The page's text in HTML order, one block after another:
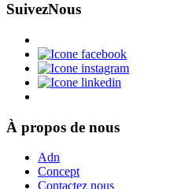
SuivezNous
À propos de nous
Adn
Concept
Contactez nous